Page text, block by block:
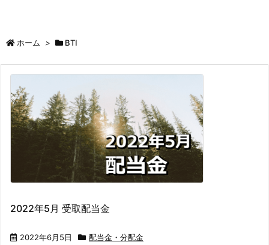
ホーム > BTI
2022年5月 受取配当金
2022年6月5日 配当金・分配金